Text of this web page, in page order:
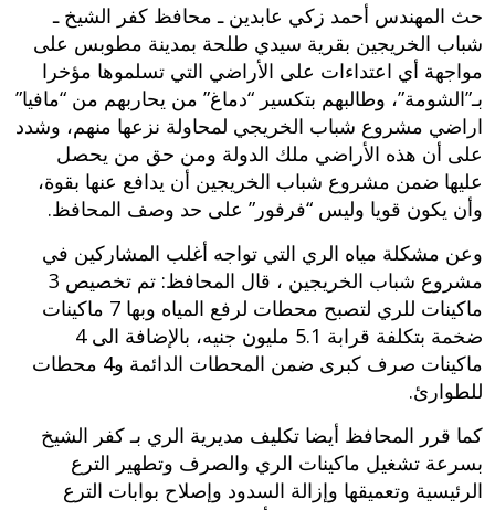
حث المهندس أحمد زكي عابدين ـ محافظ كفر الشيخ ـ
شباب الخريجين بقرية سيدي طلحة بمدينة مطوبس على
مواجهة أي اعتداءات على الأراضي التي تسلموها مؤخرا
بـ”الشومة”، وطالبهم بتكسير “دماغ” من يحاربهم من “مافيا”
اراضي مشروع شباب الخريجي لمحاولة نزعها منهم، وشدد
على أن هذه الأراضي ملك الدولة ومن حق من يحصل
عليها ضمن مشروع شباب الخريجين أن يدافع عنها بقوة،
وأن يكون قويا وليس “فرفور” على حد وصف المحافظ.
وعن مشكلة مياه الري التي تواجه أغلب المشاركين في
مشروع شباب الخريجين ، قال المحافظ: تم تخصيص 3
ماكينات للري لتصبح محطات لرفع المياه وبها 7 ماكينات
ضخمة بتكلفة قرابة 5.1 مليون جنيه، بالإضافة الى 4
ماكينات صرف كبرى ضمن المحطات الدائمة و4 محطات
للطوارئ.
كما قرر المحافظ أيضا تكليف مديرية الري بـ كفر الشيخ
بسرعة تشغيل ماكينات الري والصرف وتطهير الترع
الرئيسية وتعميقها وإزالة السدود وإصلاح بوابات الترع